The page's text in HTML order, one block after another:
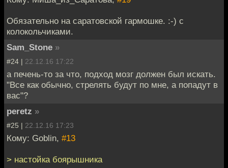
Обязательно на саратовской гармошке. :-) с
колокольчиками.
Sam_Stone »
#24 | 22.12.16 17:22
а печень-то за что, подход мозг должен был искать.
"Все как обычно, стрелять будут по мне, а попадут в
вас"?
peretz »
#25 | 22.12.16 17:23
Кому: Goblin, #13
> настойка боярышника